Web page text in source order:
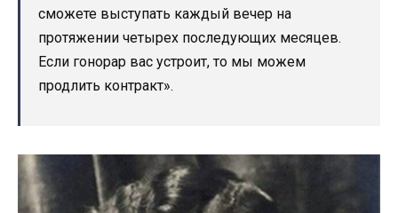
сможете выступать каждый вечер на
протяжении четырех последующих месяцев.
Если гонорар вас устроит, то мы можем
продлить контракт».